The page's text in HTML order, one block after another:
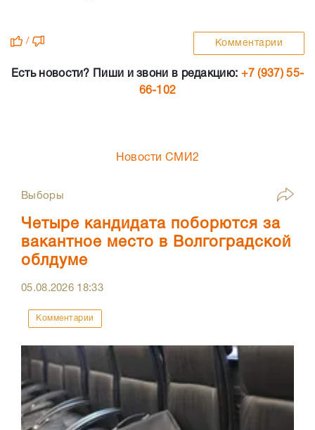
/ Комментарии
Есть новости? Пиши и звони в редакцию: +7 (937) 55-
66-102
Новости СМИ2
Выборы
Четыре кандидата поборются за
вакантное место в Волгоградской
облдуме
05.08.2026 18:33
Комментарии